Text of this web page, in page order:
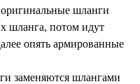
оригинальные шланги
шланга, потом идут
опять армированные
заменяются шлангами